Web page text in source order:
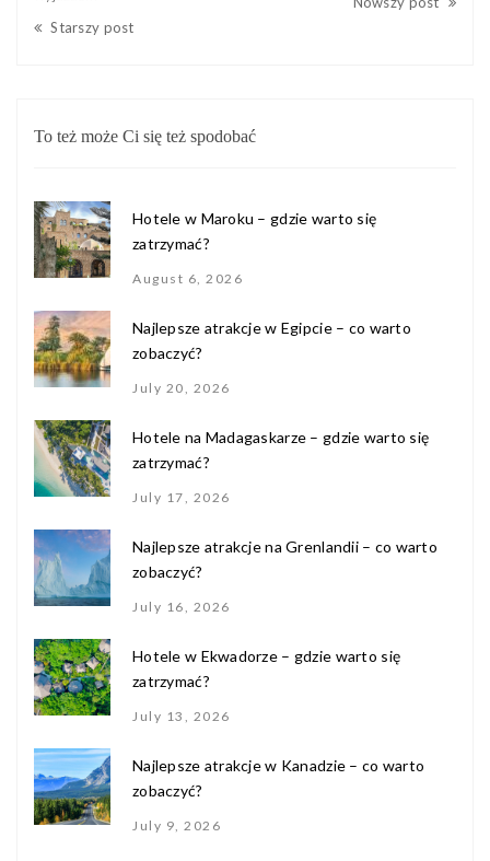
Starszy post
To też może Ci się też spodobać
Hotele w Maroku – gdzie warto się
zatrzymać?
August 6, 2026
Najlepsze atrakcje w Egipcie – co warto
zobaczyć?
July 20, 2026
Hotele na Madagaskarze – gdzie warto się
zatrzymać?
July 17, 2026
Najlepsze atrakcje na Grenlandii – co warto
zobaczyć?
July 16, 2026
Hotele w Ekwadorze – gdzie warto się
zatrzymać?
July 13, 2026
Najlepsze atrakcje w Kanadzie – co warto
zobaczyć?
July 9, 2026